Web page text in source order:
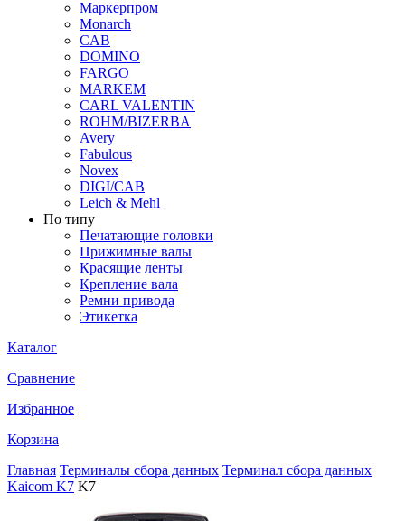
Маркерпром
Monarch
CAB
DOMINO
FARGO
MARKEM
CARL VALENTIN
ROHM/BIZERBA
Avery
Fabulous
Novex
DIGI/CAB
Leich & Mehl
По типу
Печатающие головки
Прижимные валы
Красящие ленты
Крепление вала
Ремни привода
Этикетка
Каталог
Сравнение
Избранное
Корзина
Главная Терминалы сбора данных Терминал сбора данных
Kaicom K7 K7